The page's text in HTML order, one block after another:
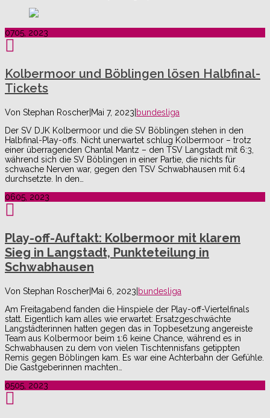
0705, 2023
Kolbermoor und Böblingen lösen Halbfinal-
Tickets
Von Stephan Roscher Mai 7, 2023 bundesliga
Der SV DJK Kolbermoor und die SV Böblingen stehen in den
Halbfinal-Play-offs. Nicht unerwartet schlug Kolbermoor – trotz
einer überragenden Chantal Mantz – den TSV Langstadt mit 6:3,
während sich die SV Böblingen in einer Partie, die nichts für
schwache Nerven war, gegen den TSV Schwabhausen mit 6:4
durchsetzte. In den…
0605, 2023
Play-off-Auftakt: Kolbermoor mit klarem
Sieg in Langstadt, Punkteteilung in
Schwabhausen
Von Stephan Roscher Mai 6, 2023 bundesliga
Am Freitagabend fanden die Hinspiele der Play-off-Viertelfinals
statt. Eigentlich kam alles wie erwartet: Ersatzgeschwächte
Langstädterinnen hatten gegen das in Topbesetzung angereiste
Team aus Kolbermoor beim 1:6 keine Chance, während es in
Schwabhausen zu dem von vielen Tischtennisfans getippten
Remis gegen Böblingen kam. Es war eine Achterbahn der Gefühle.
Die Gastgeberinnen machten…
0505, 2023